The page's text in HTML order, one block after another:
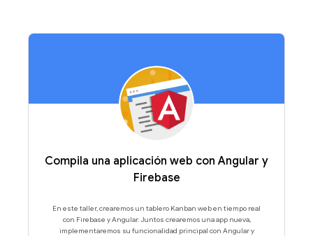
Compila una aplicación web con Angular y
Firebase
En este taller, crearemos un tablero Kanban web en tiempo real
con Firebase y Angular. Juntos crearemos una app nueva,
implementaremos su funcionalidad principal con Angular y